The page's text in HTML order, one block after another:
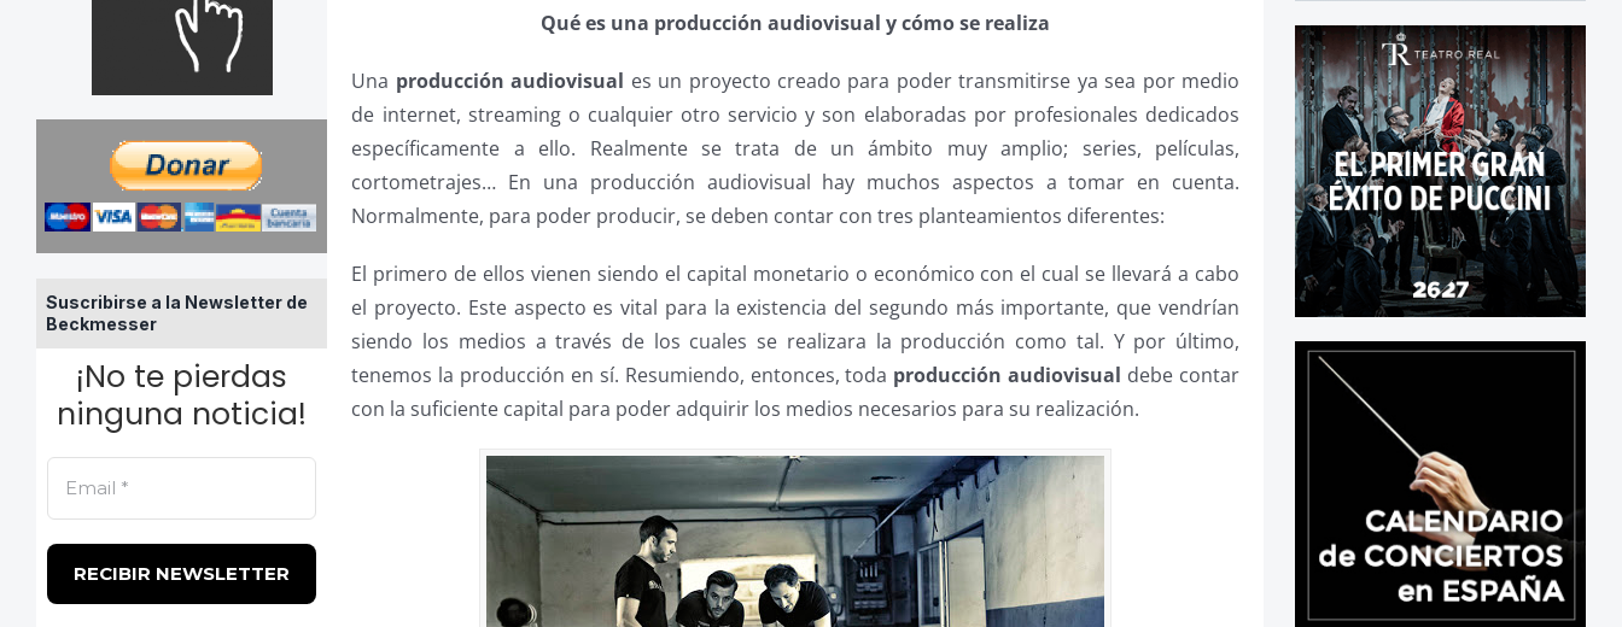
Suscribirse a la Newsletter de
Beckmesser
¡No te pierdas
ninguna noticia!
Qué es una producción audiovisual y cómo se realiza
Una producción audiovisual es un proyecto creado para poder transmitirse ya sea por medio
de internet, streaming o cualquier otro servicio y son elaboradas por profesionales dedicados
específicamente a ello. Realmente se trata de un ámbito muy amplio; series, películas,
cortometrajes… En una producción audiovisual hay muchos aspectos a tomar en cuenta.
Normalmente, para poder producir, se deben contar con tres planteamientos diferentes:
El primero de ellos vienen siendo el capital monetario o económico con el cual se llevará a cabo
el proyecto. Este aspecto es vital para la existencia del segundo más importante, que vendrían
siendo los medios a través de los cuales se realizara la producción como tal. Y por último,
tenemos la producción en sí. Resumiendo, entonces, toda producción audiovisual debe contar
con la suficiente capital para poder adquirir los medios necesarios para su realización.